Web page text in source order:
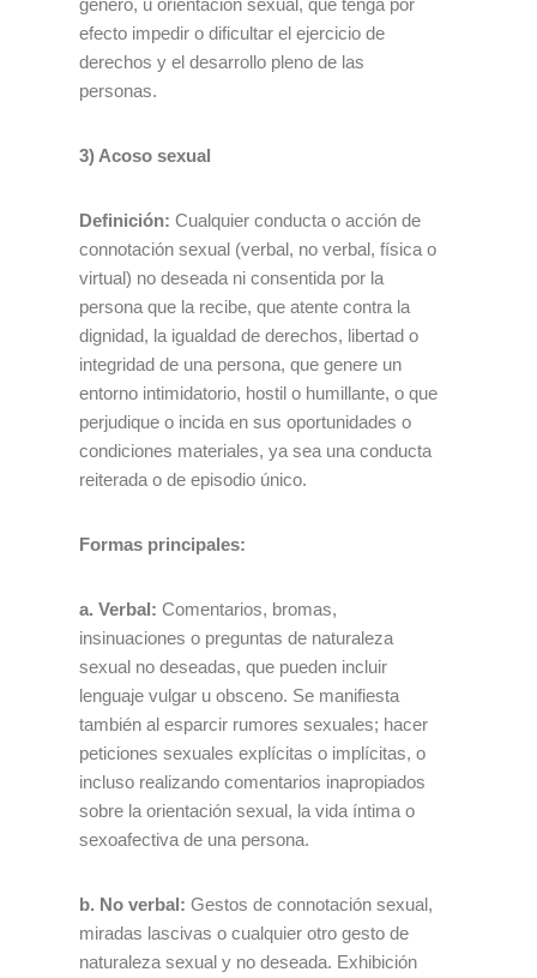
género, u orientación sexual, que tenga por
efecto impedir o dificultar el ejercicio de
derechos y el desarrollo pleno de las
personas.
3) Acoso sexual
Definición: Cualquier conducta o acción de
connotación sexual (verbal, no verbal, física o
virtual) no deseada ni consentida por la
persona que la recibe, que atente contra la
dignidad, la igualdad de derechos, libertad o
integridad de una persona, que genere un
entorno intimidatorio, hostil o humillante, o que
perjudique o incida en sus oportunidades o
condiciones materiales, ya sea una conducta
reiterada o de episodio único.
Formas principales:
a. Verbal: Comentarios, bromas,
insinuaciones o preguntas de naturaleza
sexual no deseadas, que pueden incluir
lenguaje vulgar u obsceno. Se manifiesta
también al esparcir rumores sexuales; hacer
peticiones sexuales explícitas o implícitas, o
incluso realizando comentarios inapropiados
sobre la orientación sexual, la vida íntima o
sexoafectiva de una persona.
b. No verbal: Gestos de connotación sexual,
miradas lascivas o cualquier otro gesto de
naturaleza sexual y no deseada. Exhibición